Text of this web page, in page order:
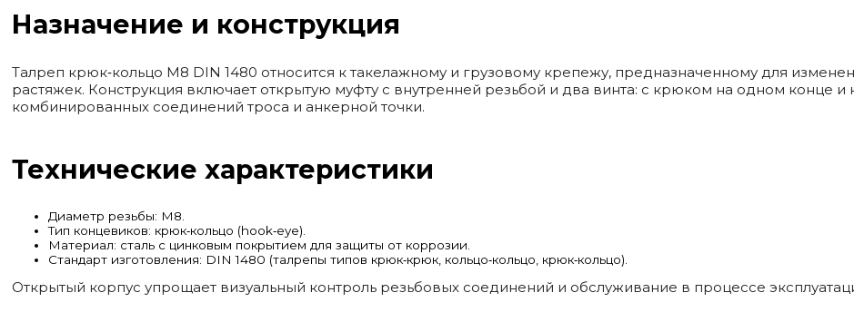
Назначение и конструкция
Талреп крюк‑кольцо М8 DIN 1480 относится к такелажному и грузовому крепежу, предназначенному для
растяжек. Конструкция включает открытую муфту с внутренней резьбой и два винта: с крюком на одном конце и
комбинированных соединений троса и анкерной точки.
Технические характеристики
Диаметр резьбы: М8.
Тип концевиков: крюк‑кольцо (hook‑eye).
Материал: сталь с цинковым покрытием для защиты от коррозии.
Стандарт изготовления: DIN 1480 (талрепы типов крюк‑крюк, кольцо‑кольцо, крюк‑кольцо).
Открытый корпус упрощает визуальный контроль резьбовых соединений и обслуживание в процессе